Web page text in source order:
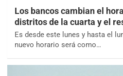
Los bancos cambian el
distritos de la cuarta y el
Es desde este lunes y hasta el
nuevo horario será como…